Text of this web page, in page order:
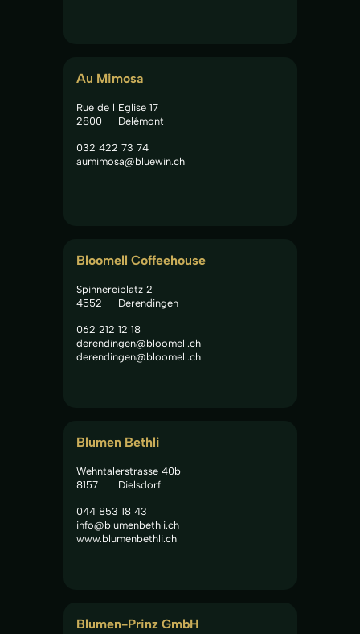
Au Mimosa
Rue de l Eglise 17
2800
Delémont
032 422 73 74
aumimosa@bluewin.ch
Bloomell Coffeehouse
Spinnereiplatz 2
4552
Derendingen
062 212 12 18
derendingen@bloomell.ch
derendingen@bloomell.ch
Blumen Bethli
Wehntalerstrasse 40b
8157
Dielsdorf
044 853 18 43
info@blumenbethli.ch
www.blumenbethli.ch
Blumen-Prinz GmbH